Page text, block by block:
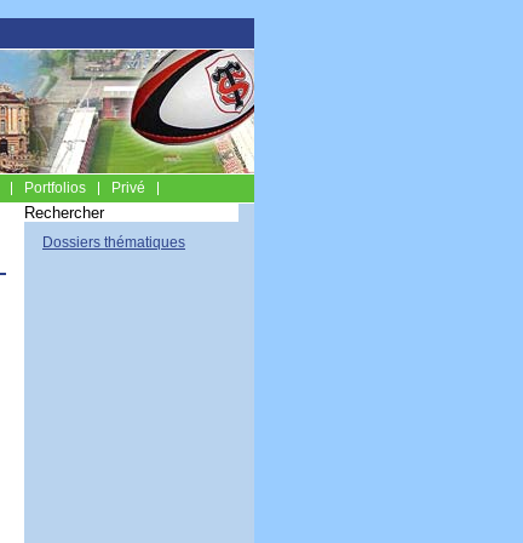
Portfolios
Privé
Dossiers thématiques